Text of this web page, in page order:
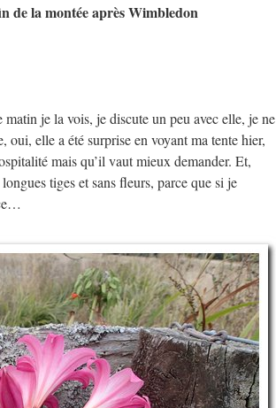
de la montée après Wimbledon
je la vois, je discute un peu avec elle, je ne
elle a été surprise en voyant ma tente hier,
mais qu’il vaut mieux demander. Et,
tiges et sans fleurs, parce que si je